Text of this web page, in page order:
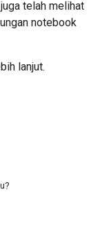
telah melihat
notebook
lanjut.